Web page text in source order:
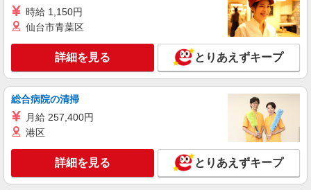
月給332100円 ★交通費規定に基づき交通費支
東京都港区（六本木駅）
キープ 詳細を見る
派遣社員
株式会社パソナ・東京キャリアセンター/KT6001171192
時給2050円 月収例：328000円 ★交通費規定に
基づき交通費支給
東京都港区（六本木駅）
時給 1,150円
仙台市青葉区
詳細を見る とりあえずキープ
総合病院の清掃
月給 257,400円
港区
詳細を見る とりあえずキープ